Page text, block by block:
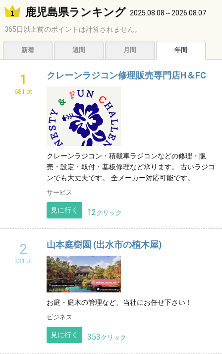
近畿
中国
四国
鹿児島県ランキング 2025.08.08～2026.08.07
365日以上前のポイントは計算されません。
新着 週間 月間 年間
1
681 pt
クレーンラジコン修理販売専門店H＆FC
クレーンラジコン・積載車ラジコンなどの修理・販
売・設定・取付・基板修理など承ります。 古いラジコ
ンでも大丈夫です。 全メーカー対応可能です。
サービス
見に行く 12クリック
2
331 pt
山本庭樹園 (出水市の植木屋)
お庭・庭木の管理など、当社にお任せ下さい！
ビジネス
見に行く 353 クリック